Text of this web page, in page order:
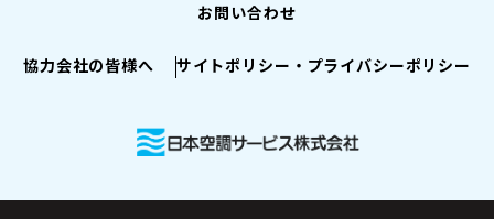
お問い合わせ
協力会社の皆様へ サイトポリシー・プライバシーポリシー